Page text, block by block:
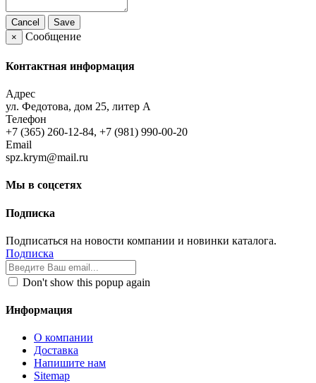
Cancel
Save
×
Сообщение
Контактная информация
Адрес
ул. Федотова, дом 25, литер А
Телефон
+7 (365) 260-12-84, +7 (981) 990-00-20
Email
spz.krym@mail.ru
Мы в соцсетях
Подписка
Подписаться на новости компании и новинки каталога.
Подписка
Don't show this popup again
Информация
О компании
Доставка
Напишите нам
Sitemap